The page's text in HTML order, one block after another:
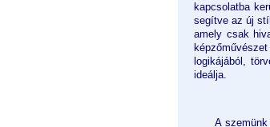
kapcsolatba
segítve az új
amely csak
logikájából,
ideálja.
A